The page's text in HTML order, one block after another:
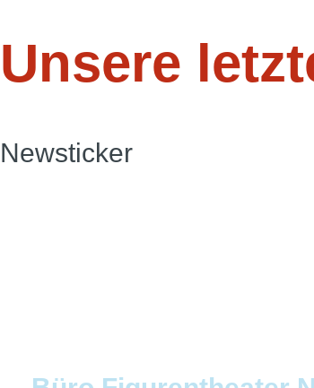
Unsere
Newsticker